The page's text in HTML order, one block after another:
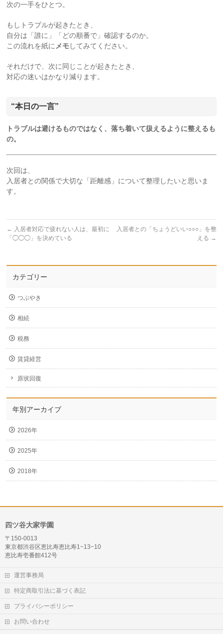
次の一手をひとつ。
もしトラブルが起きたとき、
自分は「誰に」「どの順番で」確認するのか。
この流れを紙に メモしてみてください。
それだけで、次に同じことが起きたとき、
対応の迷いはかなり減ります。
“本日の一言”
トラブルは避けるものではなく、落ち着いて扱えるように整えるも
の。
次回は、
入居者との関係で大切な「距離感」について整理したいと思いま
す。
← 入居者対応で疲れない人は、最初に
「◯◯◯」を決めている
入居者との「ちょうどいい○○○」を整
える →
カテゴリー
つぶやき
相続
税務
賃貸経営
原状回復
年別アーカイブ
2026年
2025年
2018年
四ツ谷大家学園
〒150-0013
東京都渋谷区恵比寿恵比寿1−13−10
恵比寿壱番館412号
運営事務局
特定商取引法に基づく表記
プライバシーポリシー
お問い合わせ